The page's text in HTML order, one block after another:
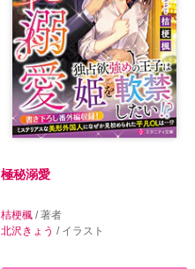
極秘溺愛
桔梗楓 / 著者
北沢きょう / イラスト